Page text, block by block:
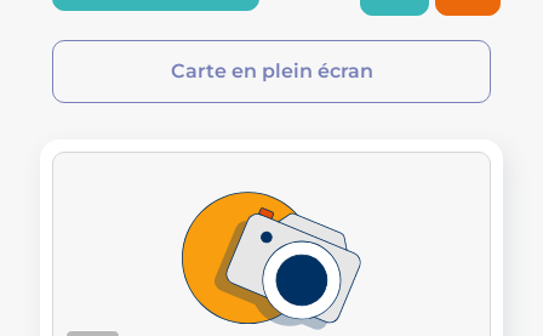
Carte en plein écran